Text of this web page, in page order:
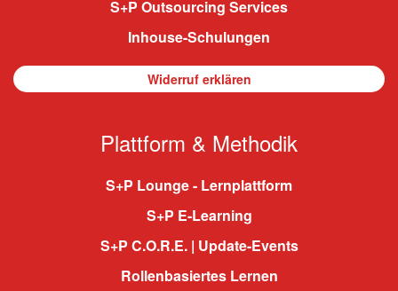
S+P Outsourcing Services
Inhouse-Schulungen
Widerruf erklären
Plattform & Methodik
S+P Lounge - Lernplattform
S+P E-Learning
S+P C.O.R.E. | Update-Events
Rollenbasiertes Lernen